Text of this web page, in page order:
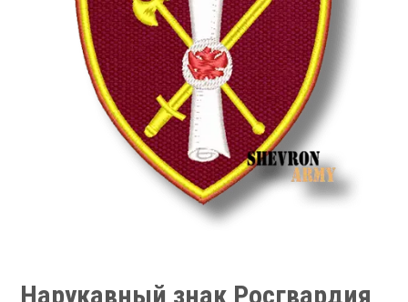
Нарукавный знак Росгвардия